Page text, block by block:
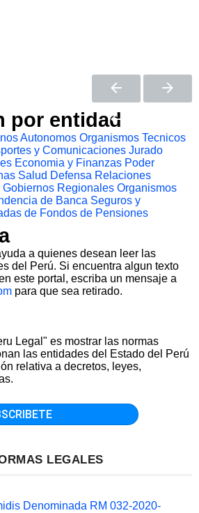
por entidad
Autonomos Organismos Tecnicos
y Comunicaciones Jurado
Economia y Finanzas Poder
Salud Defensa Relaciones
Gobiernos Regionales Organismos
de Banca Seguros y
de Fondos de Pensiones
a quienes desean leer las
del Perú. Si encuentra algun texto
este portal, escriba un mensaje a
para que sea retirado.
Legal" es mostrar las normas
las entidades del Estado del Perú
relativa a decretos, leyes,
LEGALES
Denominada RM 032-2020-